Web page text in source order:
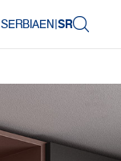
SERBIAEN|SR